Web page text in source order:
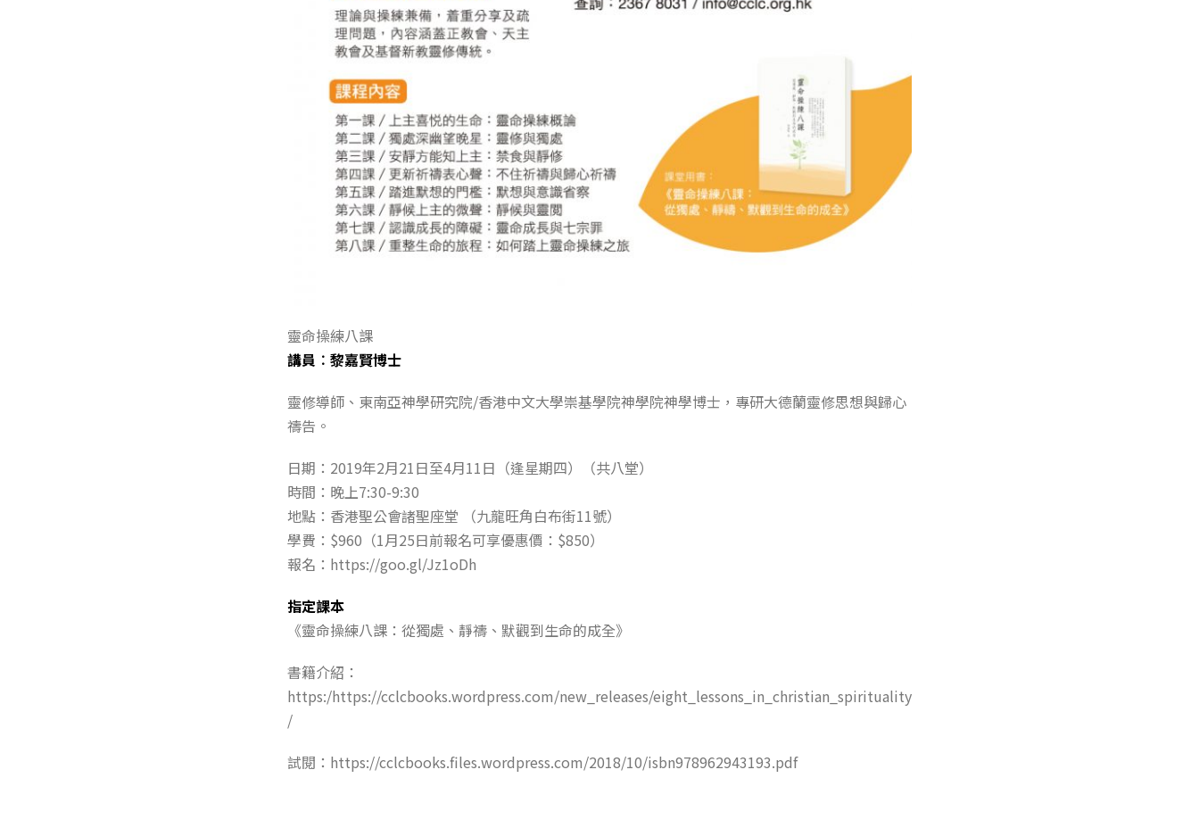
靈命操練八課
講員︰黎嘉賢博士
靈修導師、東南亞神學研究院/香港中文大學崇基學院神學院神學博士，專研大德蘭靈修思想與歸心
禱告。
日期：2019年2月21日至4月11日（逢星期四）（共八堂）
時間：晚上7:30-9:30
地點：香港聖公會諸聖座堂 （九龍旺角白布街11號）
學費：$960（1月25日前報名可享優惠價：$850）
報名：https://goo.gl/Jz1oDh
指定課本
《靈命操練八課：從獨處、靜禱、默觀到生命的成全》
書籍介紹：
https:/https://cclcbooks.wordpress.com/new_releases/eight_lessons_in_christian_spirituality
/
試閱：https://cclcbooks.files.wordpress.com/2018/10/isbn978962943193.pdf